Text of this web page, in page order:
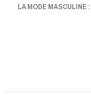
LA MODE MASCULINE